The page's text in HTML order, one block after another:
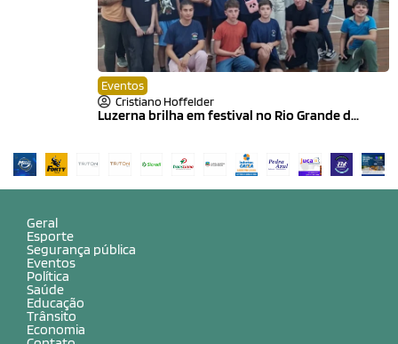
Eventos
Cristiano Hoffelder
Luzerna brilha em festival no Rio Grande d...
Geral
Esporte
Segurança pública
Eventos
Política
Saúde
Educação
Trânsito
Economia